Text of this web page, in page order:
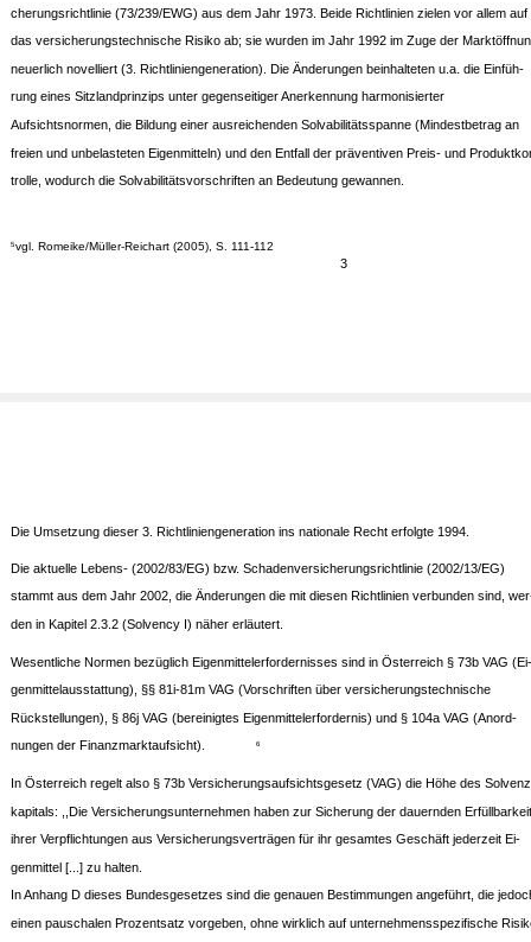
3
cherungsrichtlinie (73/239/EWG) aus dem Jahr 1973. Beide Richtlinien zielen vor allem auf
das versicherungstechnische Risiko ab; sie wurden im Jahr 1992 im Zuge der
neuerlich novelliert (3. Richtliniengeneration). Die Änderungen beinhalteten u.a. die Einfüh-
rung eines Sitzlandprinzips unter gegenseitiger Anerkennung harmonisierter
Aufsichtsnormen, die Bildung einer ausreichenden Solvabilitätsspanne (Mindestbetrag an
freien und unbelasteten Eigenmitteln) und den Entfall der präventiven Preis- und
trolle, wodurch die Solvabilitätsvorschriften an Bedeutung gewannen.
5 vgl. Romeike/Müller-Reichart (2005), S. 111-112
Die Umsetzung dieser 3. Richtliniengeneration ins nationale Recht erfolgte 1994.
Die aktuelle Lebens- (2002/83/EG) bzw. Schadenversicherungsrichtlinie (2002/13/EG)
stammt aus dem Jahr 2002, die Änderungen die mit diesen Richtlinien verbunden sind,
den in Kapitel 2.3.2 (Solvency I) näher erläutert.
Wesentliche Normen bezüglich Eigenmittelerfordernisses sind in Österreich § 73b VAG (Ei-
genmittelausstattung), §§ 81i-81m VAG (Vorschriften über versicherungstechnische
Rückstellungen), § 86j VAG (bereinigtes Eigenmittelerfordernis) und § 104a VAG (Anord-
nungen der Finanzmarktaufsicht).
6
In Österreich regelt also § 73b Versicherungsaufsichtsgesetz (VAG) die Höhe des
kapitals: ,,Die Versicherungsunternehmen haben zur Sicherung der dauernden Erfüllbarkeit
ihrer Verpflichtungen aus Versicherungsverträgen für ihr gesamtes Geschäft jederzeit Ei-
genmittel [...] zu halten.
In Anhang D dieses Bundesgesetzes sind die genauen Bestimmungen angeführt, die
einen pauschalen Prozentsatz vorgeben, ohne wirklich auf unternehmensspezifische